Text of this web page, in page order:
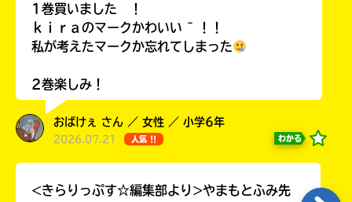
1巻買いました ！
ｋｉｒａのマークかわいい ~ ！！
私が考えたマークか忘れてしまった
2巻楽しみ！
おばけぇ さん ／ 女性 ／ 小学6年
2026.07.21 人気 !! わかる
<きらりっぷす☆編集部より>やまもとふみ先